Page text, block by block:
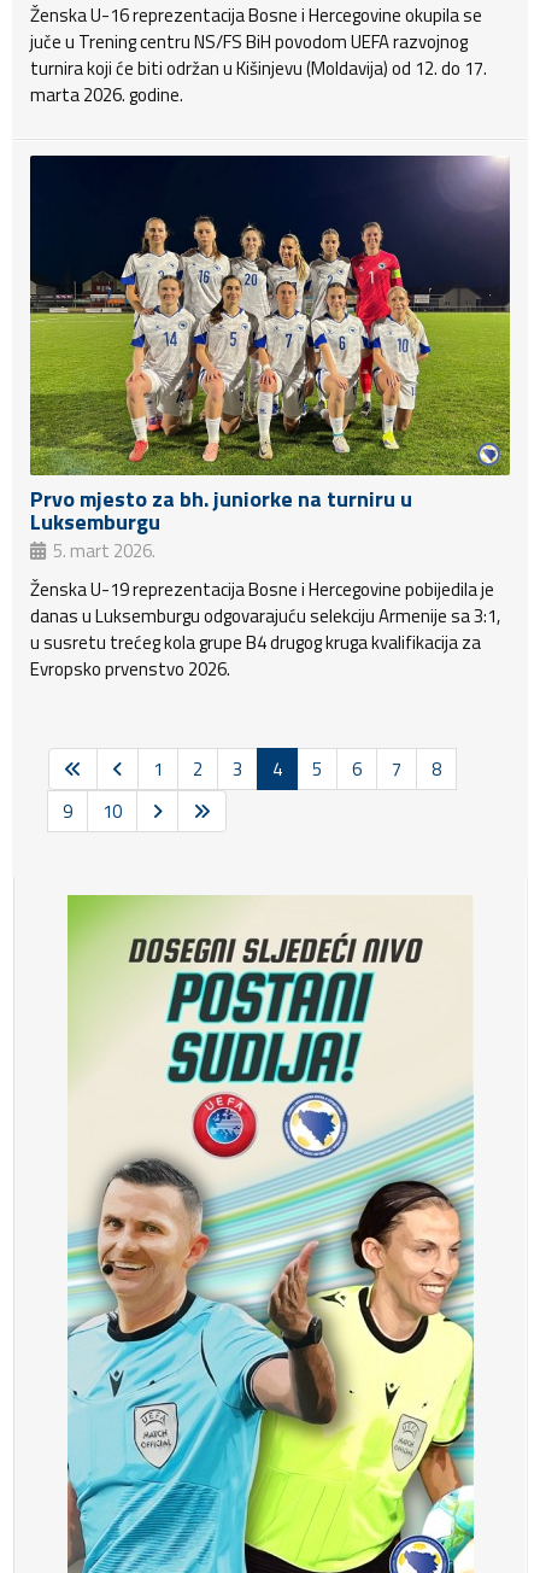
Ženska U-16 reprezentacija Bosne i Hercegovine okupila se
juče u Trening centru NS/FS BiH povodom UEFA razvojnog
turnira koji će biti održan u Kišinjevu (Moldavija) od 12. do 17.
marta 2026. godine.
Prvo mjesto za bh. juniorke na turniru u
Luksemburgu
5. mart 2026.
Ženska U-19 reprezentacija Bosne i Hercegovine pobijedila je
danas u Luksemburgu odgovarajuću selekciju Armenije sa 3:1,
u susretu trećeg kola grupe B4 drugog kruga kvalifikacija za
Evropsko prvenstvo 2026.
1 2 3 4 5 6 7
8
9
10